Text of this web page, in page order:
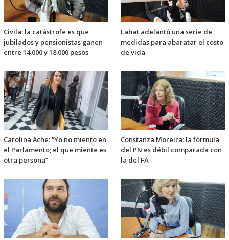
Civila: la catástrofe es que
jubilados y pensionistas ganen
entre 14.000 y 18.000 pesos
Labat adelantó una serie de
medidas para abaratar el costo
de vida
Carolina Ache: “Yo no miento en
el Parlamento; el que miente es
otra persona”
Constanza Moreira: la fórmula
del PN es débil comparada con
la del FA